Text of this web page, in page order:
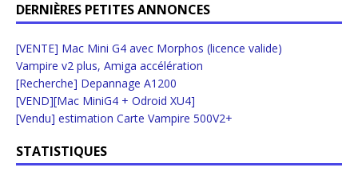
DERNIÈRES PETITES ANNONCES
[VENTE] Mac Mini G4 avec Morphos (licence valide)
Vampire v2 plus, Amiga accélération
[Recherche] Depannage A1200
[VEND][Mac MiniG4 + Odroid XU4]
[Vendu] estimation Carte Vampire 500V2+
STATISTIQUES